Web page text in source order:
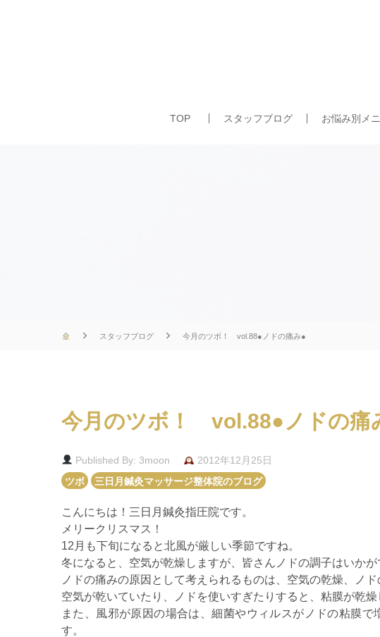
TOP スタッフブログ お悩み別メ
スタッフブログ 今月のツボ！ vol.88●ノドの痛み●
今月のツボ！ vol.88●ノドの痛
Published By: 3moon 2012年12月25日
ツボ 三日月鍼灸マッサージ整体院のブログ
こんにちは！三日月鍼灸指圧院です。
メリークリスマス！
12月も下旬になると北風が厳しい季節ですね。
冬になると、空気が乾燥しますが、皆さんノドの調子はいかが
ノドの痛みの原因として考えられるものは、空気の乾燥、ノ
空気が乾いていたり、ノドを使いすぎたりすると、粘膜が乾
また、風邪が原因の場合は、細菌やウィルスがノドの粘膜
す。